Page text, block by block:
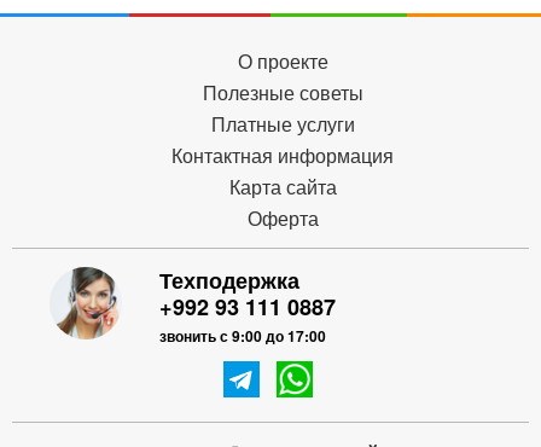
О проекте
Полезные советы
Платные услуги
Контактная информация
Карта сайта
Оферта
Техподержка
+992 93 111 0887
звонить с 9:00 до 17:00